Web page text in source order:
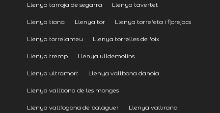
Llenya tarroja de segarra Llenya tavertet
Llenya tiana Llenya tor Llenya torrefeta i florejacs
Llenya torrelameu Llenya torrelles de foix
Llenya tremp Llenya ulldemolins
Llenya ultramort Llenya vallbona danoia
Llenya vallbona de les monges
Llenya vallfogona de balaguer Llenya vallirana